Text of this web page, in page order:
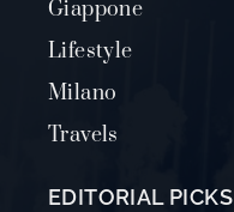
Giappone
Lifestyle
Milano
Travels
EDITORIAL PICKS